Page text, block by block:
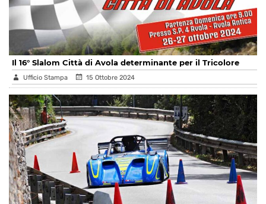
Il 16° Slalom Città di Avola determinante per il Tricolore
Ufficio Stampa 15 Ottobre 2024